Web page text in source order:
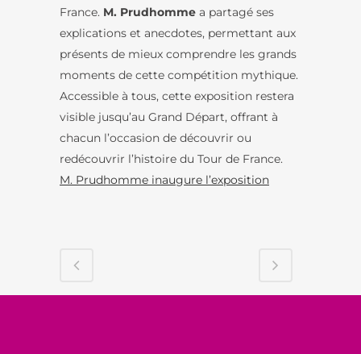
France. M. Prudhomme a partagé ses
explications et anecdotes, permettant aux
présents de mieux comprendre les grands
moments de cette compétition mythique.
Accessible à tous, cette exposition restera
visible jusqu’au Grand Départ, offrant à
chacun l’occasion de découvrir ou
redécouvrir l’histoire du Tour de France.
M. Prudhomme inaugure l’exposition